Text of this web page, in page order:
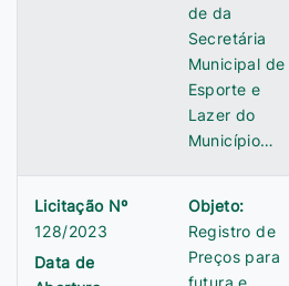
de da
Secretária
Municipal de
Esporte e
Lazer do
Município…
Licitação Nº
128/2023
Data de
Objeto:
Registro de
Preços para